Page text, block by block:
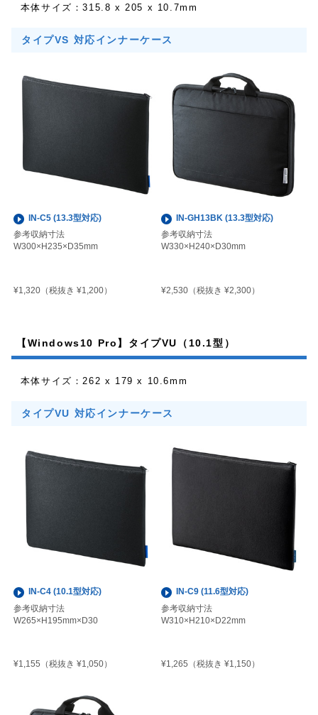
本体サイズ：315.8 x 205 x 10.7mm
タイプVS 対応インナーケース
IN-C5 (13.3型対応)
参考収納寸法
W300×H235×D35mm
¥1,320 （税抜き ¥1,200）
IN-GH13BK (13.3型対応)
参考収納寸法
W330×H240×D30mm
¥2,530 （税抜き ¥2,300）
【Windows10 Pro】タイプVU（10.1型）
本体サイズ：262 x 179 x 10.6mm
タイプVU 対応インナーケース
IN-C4 (10.1型対応)
参考収納寸法
W265×H195mm×D30
¥1,155 （税抜き ¥1,050）
IN-C9 (11.6型対応)
参考収納寸法
W310×H210×D22mm
¥1,265 （税抜き ¥1,150）